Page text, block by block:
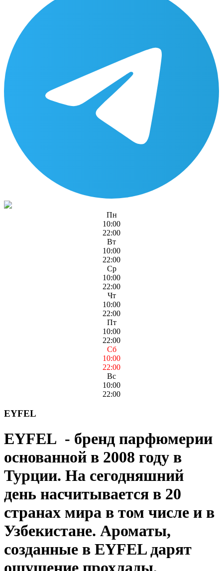
Пн
10:00
22:00
Вт
10:00
22:00
Ср
10:00
22:00
Чт
10:00
22:00
Пт
10:00
22:00
Сб
10:00
22:00
Вс
10:00
22:00
EYFEL
EYFEL - бренд парфюмерии
основанной в 2008 году в
Турции. На сегодняшний
день насчитывается в 20
странах мира в том числе и в
Узбекистане. Ароматы,
созданные в EYFEL дарят